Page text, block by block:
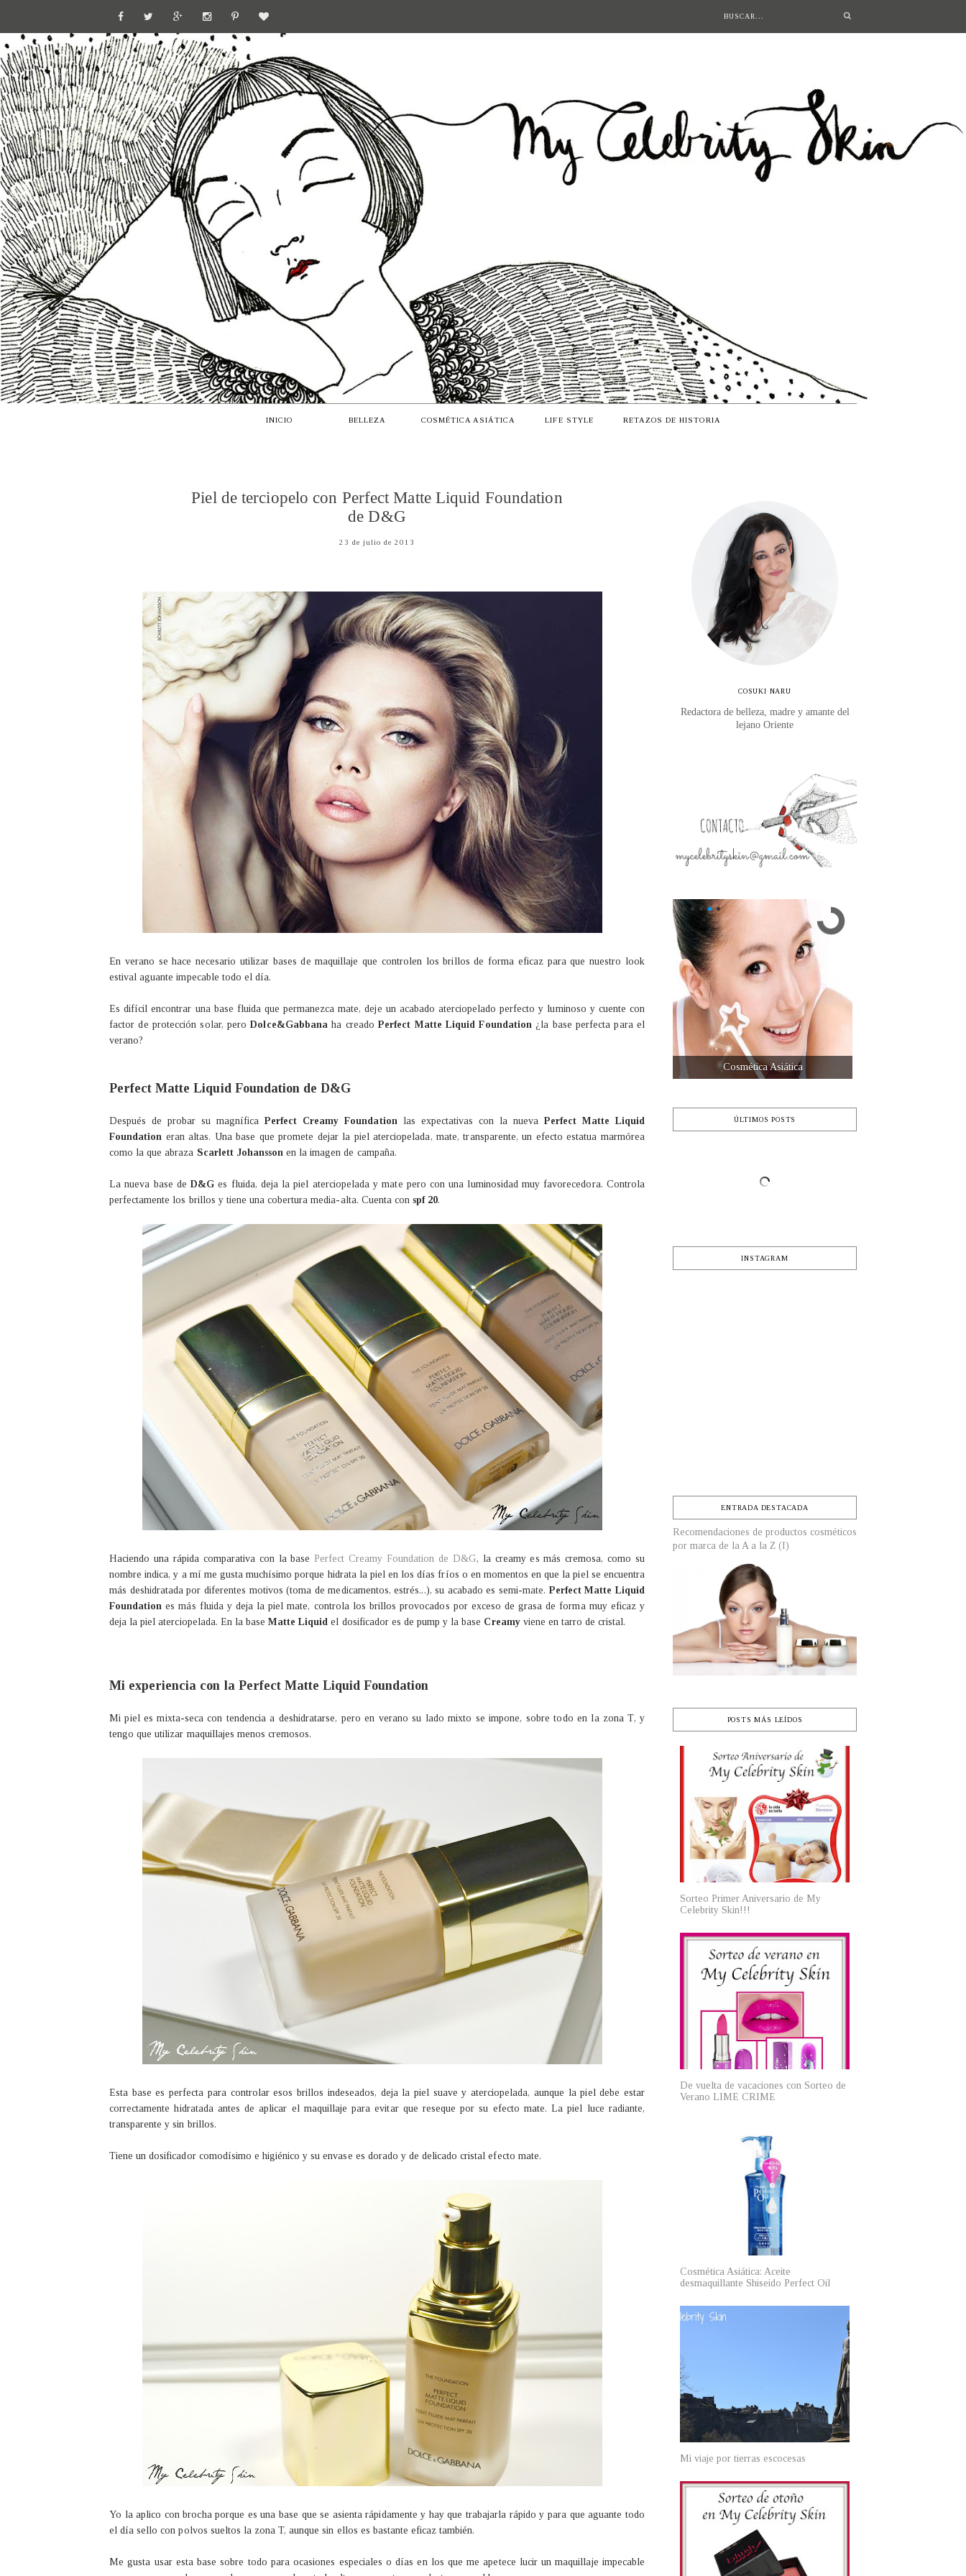
INICIO BELLEZA COSMÉTICA ASIÁTICA LIFE STYLE RETAZOS DE HISTORIA
Piel de terciopelo con Perfect Matte Liquid Foundation
de D&G
23 de julio de 2013
En verano se hace necesario utilizar bases de maquillaje que controlen los brillos de forma eficaz para que nuestro look
estival aguante impecable todo el día.
Es difícil encontrar una base fluida que permanezca mate, deje un acabado aterciopelado perfecto y luminoso y cuente con
factor de protección solar, peroDolce&Gabbana ha creado Perfect Matte Liquid Foundation ¿la base perfecta para el
verano?
Perfect Matte Liquid Foundation de D&G
Después de probar su magníficaPerfect Creamy Foundation las expectativas con la nueva Perfect Matte Liquid
Foundation eran altas. Una base que promete dejar la piel aterciopelada, mate, transparente, un efecto estatua marmórea
como la que abraza Scarlett Johansson en la imagen de campaña.
La nueva base deD&G es fluida, deja la piel aterciopelada y mate pero con una luminosidad muy favorecedora. Controla
perfectamente los brillos y tiene una cobertura media-alta. Cuenta con spf 20.
Haciendo una rápida comparativa con la base Perfect Creamy Foundation de D&G, la creamy es más cremosa, como su
nombre indica, y a mí me gusta muchísimo porque hidrata la piel en los días fríos o en momentos en que la piel se encuentra
más deshidratada por diferentes motivos (toma de medicamentos, estrés...), su acabado es semi-mate. Perfect Matte Liquid
Foundation es más fluida y deja la piel mate, controla los brillos provocados por exceso de grasa de forma muy eficaz y
deja la piel aterciopelada. En la baseMatte Liquid el dosificador es de pump y la base Creamyviene en tarro de cristal.
Mi experiencia con la Perfect Matte Liquid Foundation
Mi piel es mixta-seca con tendencia a deshidratarse, pero en verano su lado mixto se impone, sobre todo en la zona T, y
tengo que utilizar maquillajes menos cremosos.
Esta base es perfecta para controlar esos brillos indeseados, deja la piel suave y aterciopelada, aunque la piel debe estar
correctamente hidratada antes de aplicar el maquillaje para evitar que reseque por su efecto mate. La piel luce radiante,
transparente y sin brillos.
Tiene un dosificador comodísimo e higiénico y su envase es dorado y de delicado cristal efecto mate.
Yo la aplico con brocha porque es una base que se asienta rápidamente y hay que trabajarla rápido y para que aguante todo
el día sello con polvos sueltos la zona T, aunque sin ellos es bastante eficaz también.
Me gusta usar esta base sobre todo para ocasiones especiales o días en los que me apetece lucir un maquillaje impecable
COSUKI NARU
Redactora de belleza, madre y amante del
lejano Oriente
Perfumes que enamoran
ÚLTIMOS POSTS
INSTAGRAM
ENTRADA DESTACADA
Recomendaciones de productos cosméticos
por marca de la A a la Z (I)
POSTS MÁS LEÍDOS
Sorteo Primer Aniversario de My
Celebrity Skin!!!
De vuelta de vacaciones con Sorteo de
Verano LIME CRIME
Cosmética Asiática: Aceite
desmaquillante Shiseido Perfect Oil
Mi viaje por tierras escocesas